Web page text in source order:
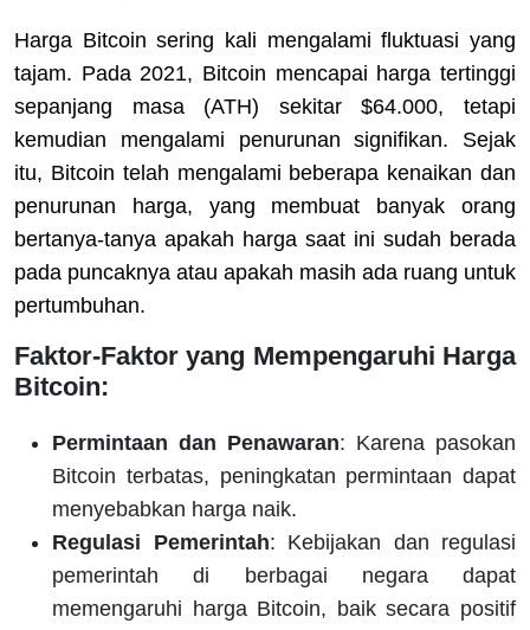
Harga Bitcoin sering kali mengalami fluktuasi yang
tajam. Pada 2021, Bitcoin mencapai harga tertinggi
sepanjang masa (ATH) sekitar $64.000, tetapi
kemudian mengalami penurunan signifikan. Sejak
itu, Bitcoin telah mengalami beberapa kenaikan dan
penurunan harga, yang membuat banyak orang
bertanya-tanya apakah harga saat ini sudah berada
pada puncaknya atau apakah masih ada ruang untuk
pertumbuhan.
Faktor-Faktor yang Mempengaruhi Harga
Bitcoin:
Permintaan dan Penawaran: Karena pasokan
Bitcoin terbatas, peningkatan permintaan dapat
menyebabkan harga naik.
Regulasi Pemerintah: Kebijakan dan regulasi
pemerintah di berbagai negara dapat
memengaruhi harga Bitcoin, baik secara positif